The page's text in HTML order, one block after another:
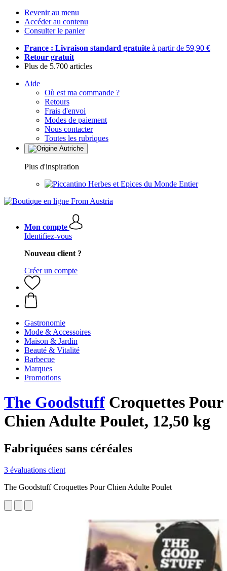
Revenir au menu
Accéder au contenu
Consulter le panier
France : Livraison standard gratuite à partir de 59,90 €
Retour gratuit
Plus de 5.700 articles
Aide
Où est ma commande ?
Retours
Frais d'envoi
Modes de paiement
Nous contacter
Toutes les rubriques
Plus d'inspiration
Herbes et Epices du Monde Entier
Mon compte
Identifiez-vous
Nouveau client ?
Créer un compte
Gastronomie
Mode & Accessoires
Maison & Jardin
Beauté & Vitalité
Barbecue
Marques
Promotions
The Goodstuff Croquettes Pour
Chien Adulte Poulet, 12,50 kg
Fabriquées sans céréales
3 évaluations client
The Goodstuff Croquettes Pour Chien Adulte Poulet